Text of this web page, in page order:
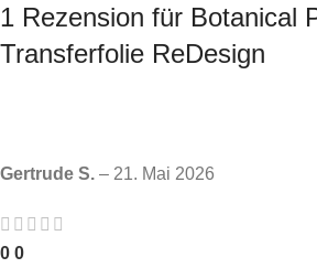
1 Rezension für Botanical
Transferfolie ReDesign
Gertrude S. – 21. Mai 2026
0 0